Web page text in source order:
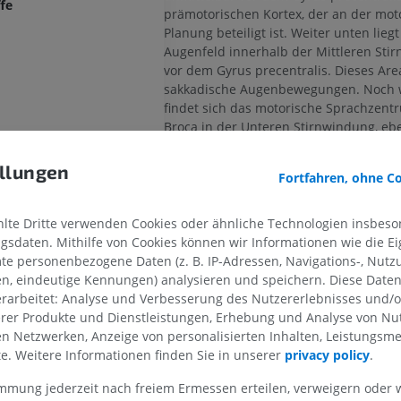
der Gehirnhälfte
prämotorischen Kortex, der an der
Planung beteiligt ist. Weiter unten
Augenfeld innerhalb der Mittleren
vor dem Gyrus precentralis. Dieses
sakkadische Augenbewegungen.
findet sich das motorische
Broca in der Unteren Stirnwindung,
lokalisiert ist. Die vordere Region des
höchstentwickelten Anteil des
wird als präfrontaler Kortex
exekutive Funktionen wie Planung,
Entscheidungsfindung,
Persönlichkeitsausdruck, Regulation
Sozialverhaltens sowie die Kontrolle
Aspekte von Sprache und Sprechen
Die Großhirnrinde des
Stirnlappens
Blutversorgung aus zwei Ästen der
GLIEDMASSE
MRT der oberen Extremität
MRT
PREMIUM
MRT der Schulter
UNTERE GLIEDMASSE
Untere
Abbildungen
PREMIUM
Fortfahren, ohne
Dritte verwenden Cookies oder ähnliche Technologien
Mithilfe von Cookies können wir Informationen wie die
personenbezogene Daten (z. B. IP-Adressen, Navigations-,
eindeutige Kennungen) analysieren und speichern. Diese
Analyse und Verbesserung des Nutzererlebnisses und/
Produkte und Dienstleistungen, Erhebung und Analyse von
Netzwerken, Anzeige von personalisierten Inhalten,
Weitere Informationen finden Sie in unserer privacy policy.
jederzeit nach freiem Ermessen erteilen, verweigern oder